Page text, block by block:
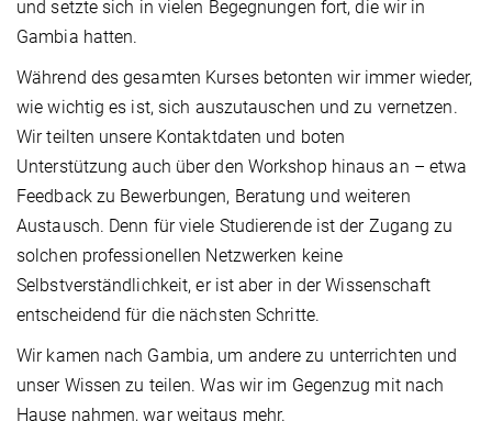
und setzte sich in vielen Begegnungen fort, die wir in
Gambia hatten.
Während des gesamten Kurses betonten wir immer wieder,
wie wichtig es ist, sich auszutauschen und zu vernetzen.
Wir teilten unsere Kontaktdaten und boten
Unterstützung auch über den Workshop hinaus an – etwa
Feedback zu Bewerbungen, Beratung und weiteren
Austausch. Denn für viele Studierende ist der Zugang zu
solchen professionellen Netzwerken keine
Selbstverständlichkeit, er ist aber in der Wissenschaft
entscheidend für die nächsten Schritte.
Wir kamen nach Gambia, um andere zu unterrichten und
unser Wissen zu teilen. Was wir im Gegenzug mit nach
Hause nahmen, war weitaus mehr.